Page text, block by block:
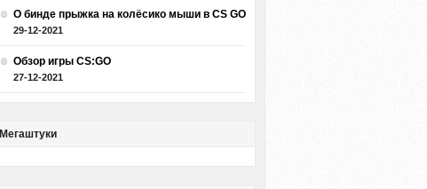
О бинде прыжка на колёсико мыши в CS GO
29-12-2021
Обзор игры CS:GO
27-12-2021
Мегаштуки